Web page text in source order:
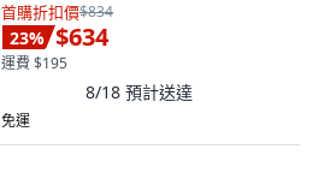
首購折扣價$834
23% $634
運費 $195
8/18 預計送達
免運